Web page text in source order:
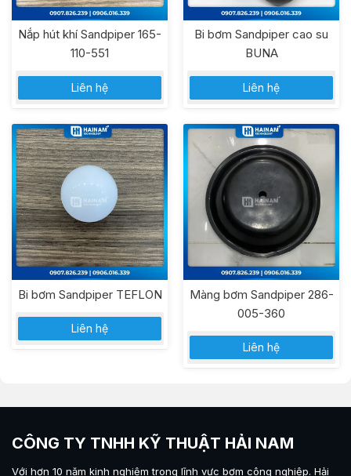
Nắp hút khí Sandpiper 165-
110-551
Liên hệ
Bi bơm Sandpiper cao su
BUNA
Liên hệ
Bi bơm Sandpiper TEFLON
Liên hệ
Màng bơm Sandpiper 286-
005-360
Liên hệ
CÔNG TY TNHH KỸ THUẬT HẢI NAM
Với hơn 10 năm kinh nghiệm trong lĩnh vực bơm công nghiệp. Hải